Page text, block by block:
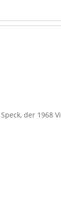
der 1968